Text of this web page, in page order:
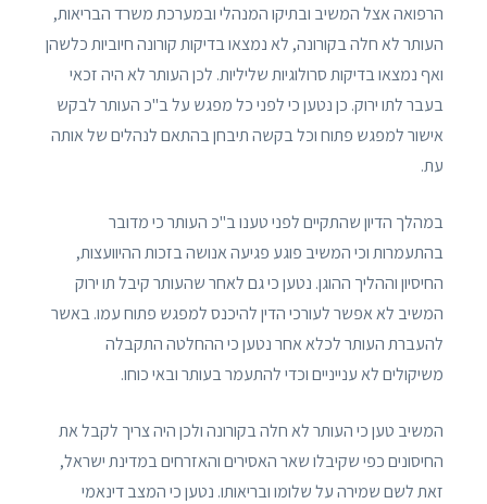
הרפואה אצל המשיב ובתיקו המנהלי ובמערכת משרד הבריאות,
העותר לא חלה בקורונה, לא נמצאו בדיקות קורונה חיוביות כלשהן
ואף נמצאו בדיקות סרולוגיות שליליות. לכן העותר לא היה זכאי
בעבר לתו ירוק. כן נטען כי לפני כל מפגש על ב"כ העותר לבקש
אישור למפגש פתוח וכל בקשה תיבחן בהתאם לנהלים של אותה
עת.
במהלך הדיון שהתקיים לפני טענו ב"כ העותר כי מדובר
בהתעמרות וכי המשיב פוגע פגיעה אנושה בזכות ההיוועצות,
החיסיון וההליך ההוגן. נטען כי גם לאחר שהעותר קיבל תו ירוק
המשיב לא אפשר לעורכי הדין להיכנס למפגש פתוח עמו. באשר
להעברת העותר לכלא אחר נטען כי ההחלטה התקבלה
משיקולים לא ענייניים וכדי להתעמר בעותר ובאי כוחו.
המשיב טען כי העותר לא חלה בקורונה ולכן היה צריך לקבל את
החיסונים כפי שקיבלו שאר האסירים והאזרחים במדינת ישראל,
זאת לשם שמירה על שלומו ובריאותו. נטען כי המצב דינאמי